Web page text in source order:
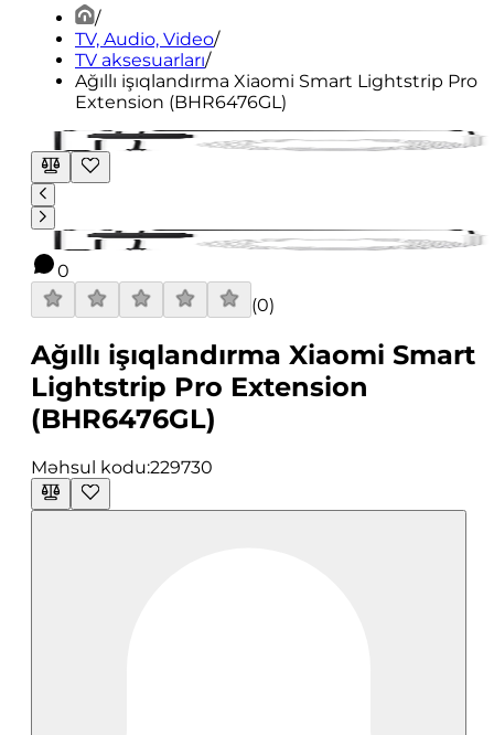
/
TV, Audio, Video/
TV aksesuarları/
Ağıllı işıqlandırma Xiaomi Smart Lightstrip Pro
Extension (BHR6476GL)
0
(0)
Ağıllı işıqlandırma Xiaomi Smart
Lightstrip Pro Extension
(BHR6476GL)
Məhsul kodu:229730